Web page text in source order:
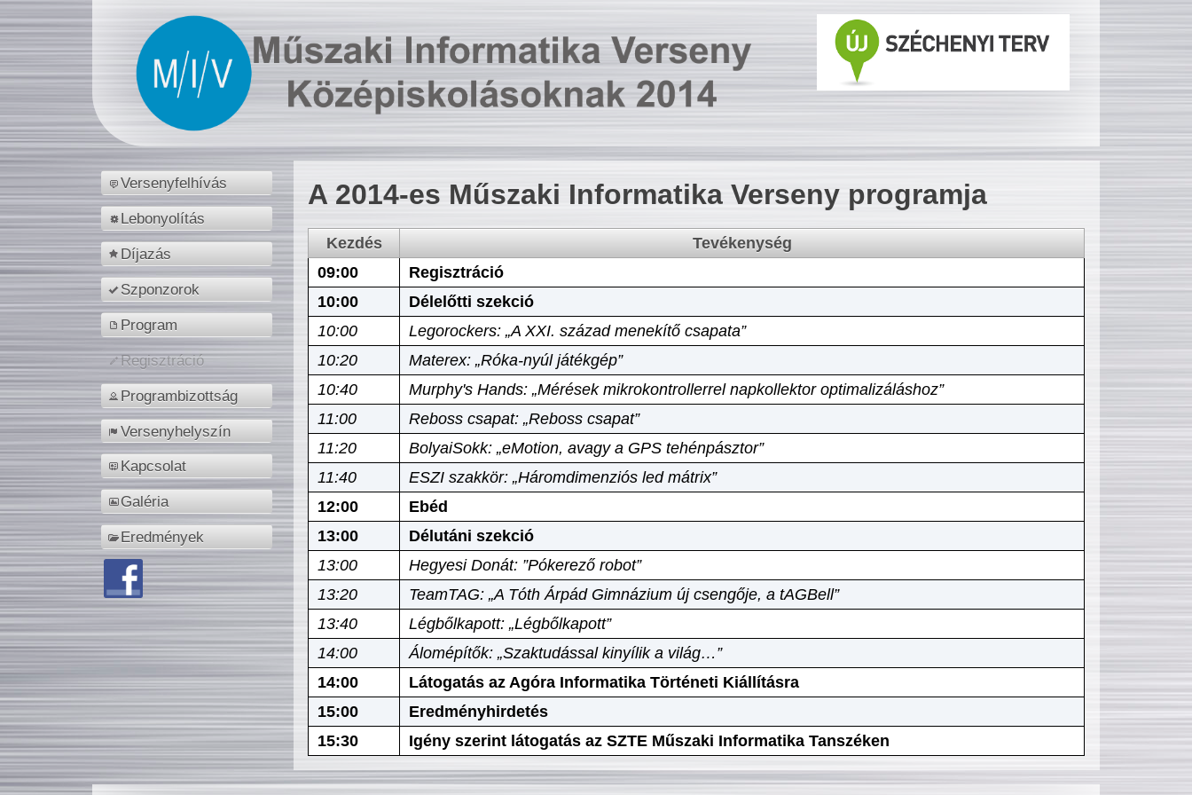
Versenyfelhívás
Lebonyolítás
Díjazás
Szponzorok
Program
Regisztráció
Programbizottság
Versenyhelyszín
Kapcsolat
Galéria
Eredmények
A 2014-es Műszaki Informatika Verseny programja
Kezdés
Tevékenység
09:00
Regisztráció
10:00
Délelőtti szekció
10:00
Legorockers: „A XXI. század menekítő csapata”
10:20
Materex: „Róka-nyúl játékgép”
10:40
Murphy's Hands: „Mérések mikrokontrollerrel napkollektor optimalizáláshoz”
11:00
Reboss csapat: „Reboss csapat”
11:20
BolyaiSokk: „eMotion, avagy a GPS tehénpásztor”
11:40
ESZI szakkör: „Háromdimenziós led mátrix”
12:00
Ebéd
13:00
Délutáni szekció
13:00
Hegyesi Donát: ”Pókerező robot”
13:20
TeamTAG: „A Tóth Árpád Gimnázium új csengője, a tAGBell”
13:40
Légbőlkapott: „Légbőlkapott”
14:00
Álomépítők: „Szaktudással kinyílik a világ…”
14:00
Látogatás az Agóra Informatika Történeti Kiállításra
15:00
Eredményhirdetés
15:30
Igény szerint látogatás az SZTE Műszaki Informatika Tanszéken